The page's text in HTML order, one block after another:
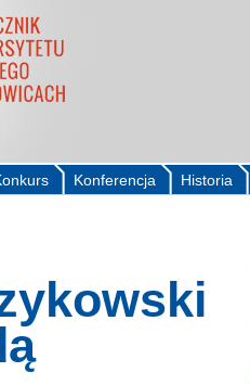
Historia
Konferencja